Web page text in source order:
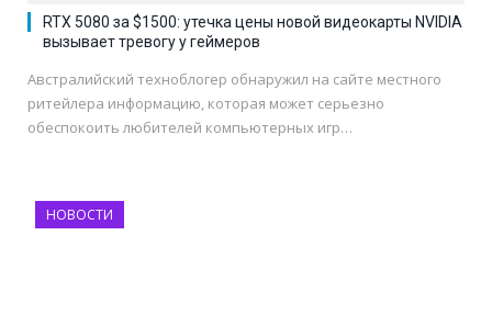
RTX 5080 за $1500: утечка цены новой видеокарты NVIDIA
вызывает тревогу у геймеров
Австралийский техноблогер обнаружил на сайте местного
ритейлера информацию, которая может серьезно
обеспокоить любителей компьютерных игр…
НОВОСТИ